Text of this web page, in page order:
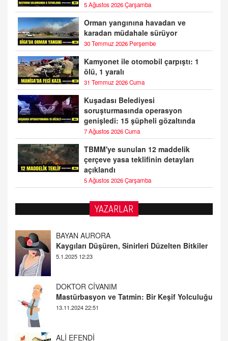
5 Ağustos 2026 Çarşamba
Orman yangınına havadan ve
karadan müdahale sürüyor
30 Temmuz 2026 Perşembe
Kamyonet ile otomobil çarpıştı: 1
ölü, 1 yaralı
31 Temmuz 2026 Cuma
Kuşadası Belediyesi
soruşturmasında operasyon
genişledi: 15 şüpheli gözaltında
7 Ağustos 2026 Cuma
TBMM'ye sunulan 12 maddelik
çerçeve yasa teklifinin detayları
açıklandı
5 Ağustos 2026 Çarşamba
YAZARLAR
DOKTOR CİVANIM
Mastürbasyon ve Tatmin: Bir Keşif Yolculuğu
13.11.2024 22:51
ALİ EFENDİ
Adana At Yarışı Tahminleri | 21 Aralık
Cumartesi
TUTKUNUN PERİSİ